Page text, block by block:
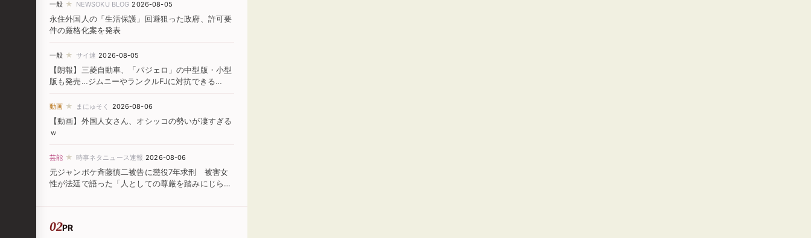
一般 ★ NEWSOKU BLOG 2026-08-05
永住外国人の「生活保護」回避狙った政府、許可要
件の厳格化案を発表
一般 ★ サイ速 2026-08-05
【朗報】三菱自動車、「パジェロ」の中型版・小型
版も発売…ジムニーやランクルFJに対抗できる
動画 ★ まにゅそく 2026-08-06
【動画】外国人女さん、オシッコの勢いが凄すぎる
ｗ
芸能 ★ 時事ネタニュース速報 2026-08-06
元ジャンポケ斉藤慎二被告に懲役7年求刑 被害女
性が法廷で語った「人としての尊厳を踏みにじられ
PR